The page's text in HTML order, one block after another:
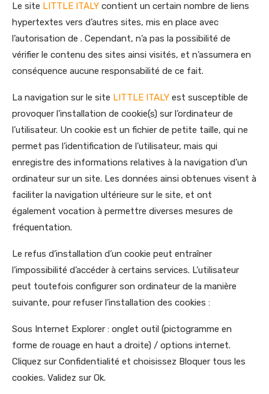
Le site LITTLE ITALY contient un certain nombre de liens
hypertextes vers d’autres sites, mis en place avec
l’autorisation de . Cependant, n’a pas la possibilité de
vérifier le contenu des sites ainsi visités, et n’assumera en
conséquence aucune responsabilité de ce fait.
La navigation sur le site LITTLE ITALY est susceptible de
provoquer l’installation de cookie(s) sur l’ordinateur de
l’utilisateur. Un cookie est un fichier de petite taille, qui ne
permet pas l’identification de l’utilisateur, mais qui
enregistre des informations relatives à la navigation d’un
ordinateur sur un site. Les données ainsi obtenues visent à
faciliter la navigation ultérieure sur le site, et ont
également vocation à permettre diverses mesures de
fréquentation.
Le refus d’installation d’un cookie peut entraîner
l’impossibilité d’accéder à certains services. L’utilisateur
peut toutefois configurer son ordinateur de la manière
suivante, pour refuser l’installation des cookies :
Sous Internet Explorer : onglet outil (pictogramme en
forme de rouage en haut a droite) / options internet.
Cliquez sur Confidentialité et choisissez Bloquer tous les
cookies. Validez sur Ok.